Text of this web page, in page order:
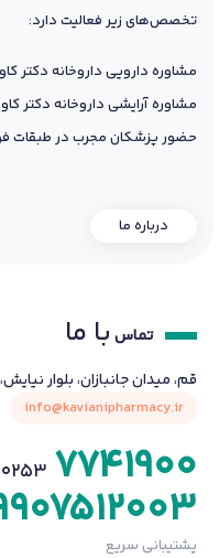
تخصص‌های زیر فعالیت دارد:
مشاوره دارویی داروخانه دکتر
مشاوره آرایشی داروخانه دکتر
حضور پزشکان مجرب در طبقات
درباره ما
تماس با ما
قم، میدان جانبازان، بلوار
info@kavianipharmacy.ir
0253 7741900
پشتیبانی سریع